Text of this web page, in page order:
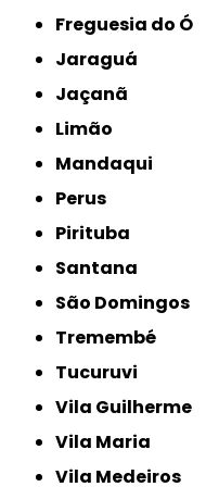
Freguesia do Ó
Jaraguá
Jaçanã
Limão
Mandaqui
Perus
Pirituba
Santana
São Domingos
Tremembé
Tucuruvi
Vila Guilherme
Vila Maria
Vila Medeiros